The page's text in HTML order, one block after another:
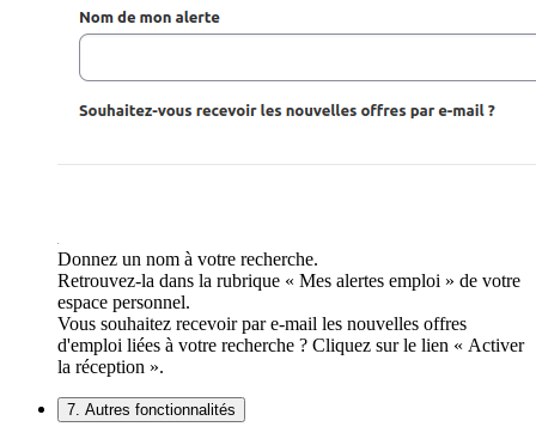
Donnez un nom à votre recherche.
Retrouvez-la dans la rubrique « Mes alertes emploi » de votre
espace personnel.
Vous souhaitez recevoir par e-mail les nouvelles offres
d'emploi liées à votre recherche ? Cliquez sur le lien « Activer
la réception ».
7. Autres fonctionnalités